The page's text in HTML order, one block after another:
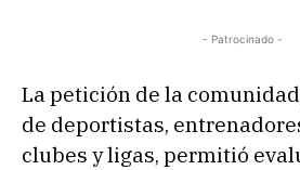
- Patrocinado -
La petición de la
de deportistas,
clubes y ligas, permitió